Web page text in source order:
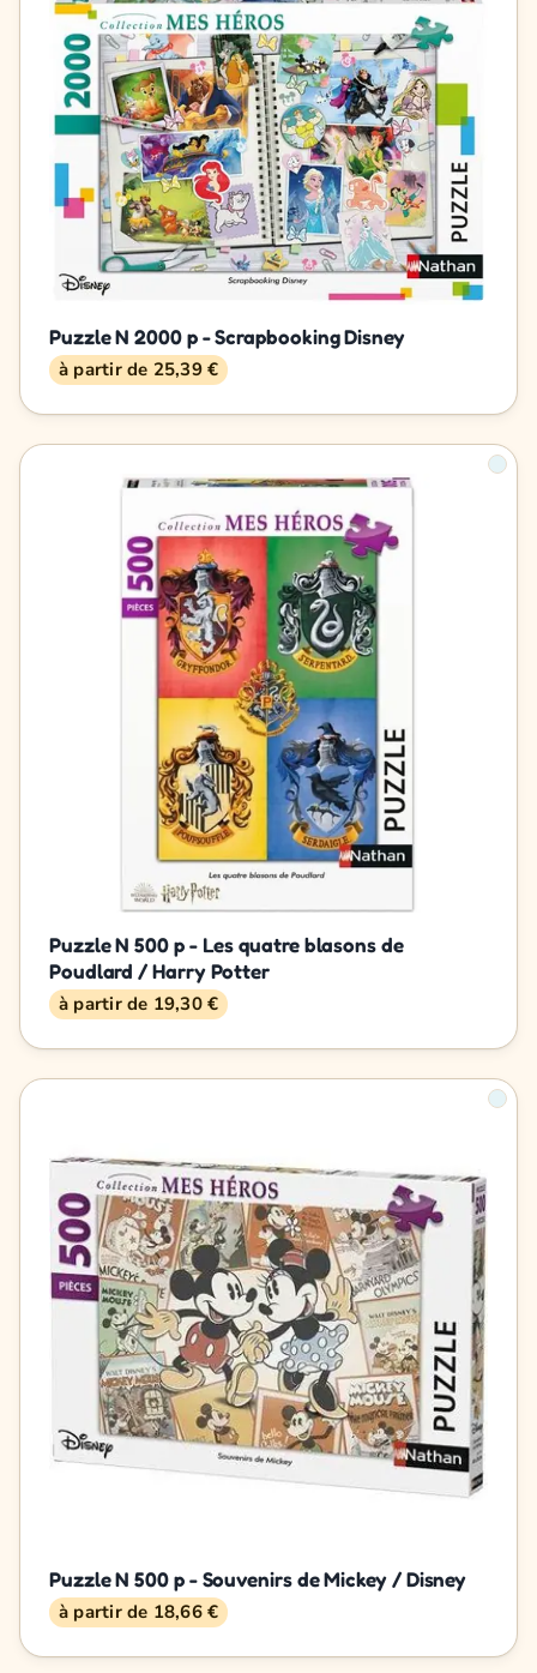
Puzzle N 2000 p - Scrapbooking Disney
à partir de 25,39 €
Puzzle N 500 p - Les quatre blasons de
Poudlard / Harry Potter
à partir de 19,30 €
Puzzle N 500 p - Souvenirs de Mickey / Disney
à partir de 18,66 €